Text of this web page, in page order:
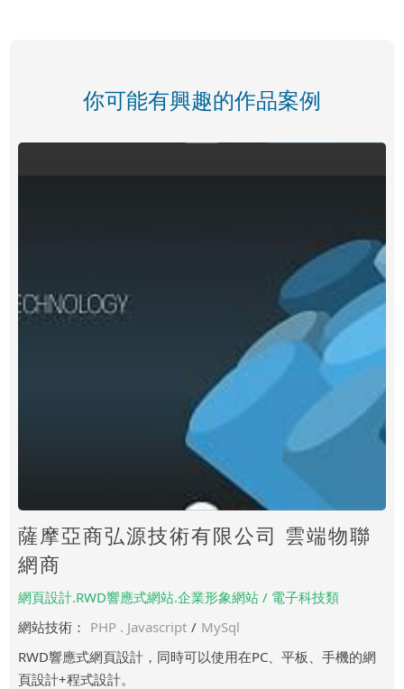
你可能有興趣的作品案例
薩摩亞商弘源技術有限公司 雲端物聯
網商
網頁設計.RWD響應式網站.企業形象網站 / 電子科技類
網站技術： PHP . Javascript / MySql
RWD響應式網頁設計，同時可以使用在PC、平板、手機的網
頁設計+程式設計。